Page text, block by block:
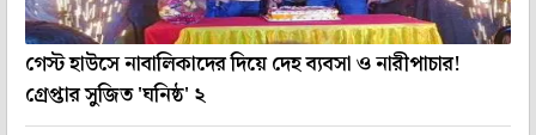
গেস্ট হাউসে নাবালিকাদের দিয়ে দেহ ব্যবসা ও নারীপাচার!
গ্রেপ্তার সুজিত 'ঘনিষ্ঠ' ২